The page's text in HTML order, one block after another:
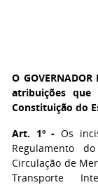
O GOVERNADOR
atribuições
Constituição do
Art. 1º - Os
Regulamento
Circulação de
Transporte